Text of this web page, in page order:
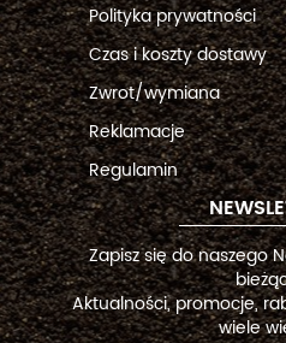
Polityka prywatności
Czas i koszty dostawy
Zwrot/wymiana
Reklamacje
Regulamin
Zapisz się do naszego
Aktualności, promocje,
wiele